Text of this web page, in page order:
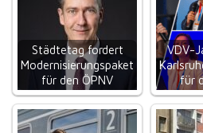
Städtetag fordert
Modernisierungspaket
für den ÖPNV
VDV-
für